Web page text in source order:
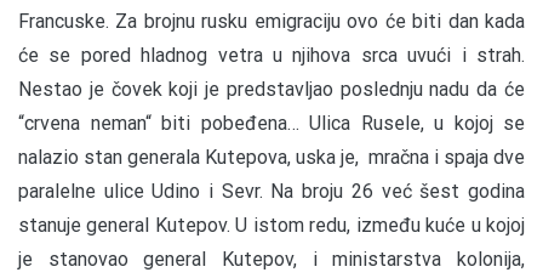
Francuske. Za brojnu rusku emigraciju ovo će biti dan kada
će se pored hladnog vetra u njihova srca uvući i strah.
Nestao je čovek koji je predstavljao poslednju nadu da će
“crvena neman“ biti pobeđena… Ulica Rusele, u kojoj se
nalazio stan generala Kutepova, uska je, mračna i spaja dve
paralelne ulice Udino i Sevr. Na broju 26 već šest godina
stanuje general Kutepov. U istom redu, između kuće u kojoj
je stanovao general Kutepov, i ministarstva kolonija,